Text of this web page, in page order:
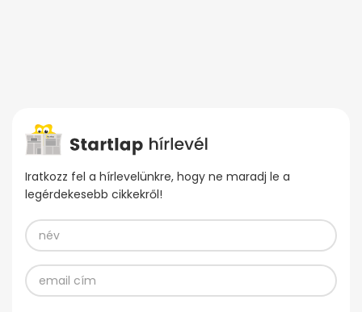
Iratkozz fel a hírlevelünkre, hogy ne maradj le a
legérdekesebb cikkekről!